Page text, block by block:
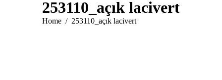
253110_açık lacivert
Je bent hier:
Home 253110_açık lacivert